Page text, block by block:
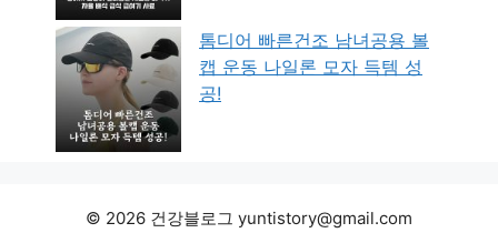
톰디어 빠른건조 남녀공용 볼
캡 운동 나일론 모자 득템 성
공!
© 2026 건강블로그 yuntistory@gmail.com